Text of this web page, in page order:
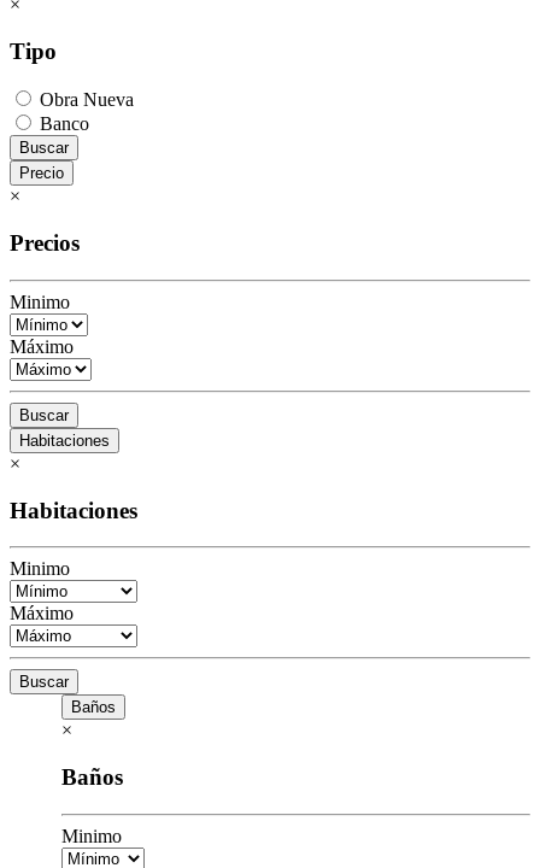
×
Tipo
Obra Nueva
Banco
Buscar
Precio
×
Precios
Minimo
Máximo
Buscar
Habitaciones
×
Habitaciones
Minimo
Máximo
Buscar
Baños
×
Baños
Minimo